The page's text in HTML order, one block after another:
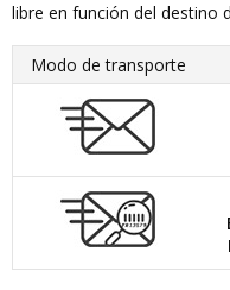
libre en función del destino
Modo de transporte